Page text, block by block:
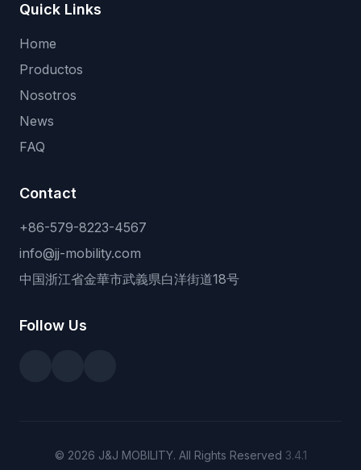
Quick Links
Home
Productos
Nosotros
News
FAQ
Contact
+86-579-8223-4567
info@jj-mobility.com
中国浙江省金華市武義県白洋街道18号
Follow Us
© 2026 J&J MOBILITY. All Rights Reserved 3.4.1